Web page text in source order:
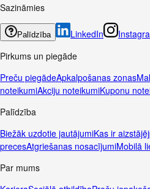
Sazināmies
Palīdzība LinkedIn
Pirkums un piegāde
Preču piegādeApkalpošanas zonas
noteikumiAkciju noteikumiKuponu
Palīdzība
Biežāk uzdotie jautājumiKas ir
precesAtgriešanas nosacījumiMobilā
Par mums